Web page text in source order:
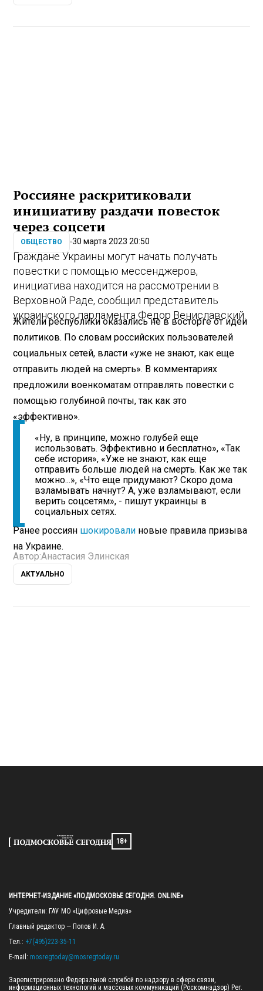
Россияне раскритиковали
инициативу раздачи повесток
через соцсети
ОБЩЕСТВО 30 марта 2023 20:50
Граждане Украины могут начать получать
повестки с помощью мессенджеров,
инициатива находится на рассмотрении в
Верховной Раде, сообщил представитель
украинского парламента Федор Вениславский.
Жители республики оказались не в восторге от идеи
политиков. По словам российских пользователей
социальных сетей, власти «уже не знают, как еще
отправить людей на смерть». В комментариях
предложили военкоматам отправлять повестки с
помощью голубиной почты, так как это
«эффективно».
«Ну, в принципе, можно голубей еще
использовать. Эффективно и бесплатно», «Так
себе история», «Уже не знают, как еще
отправить больше людей на смерть. Как же так
можно...», «Что еще придумают? Скоро дома
взламывать начнут? А, уже взламывают, если
верить соцсетям», - пишут украинцы в
социальных сетях.
Ранее россиян шокировали новые правила призыва
на Украине.
Автор:Анастасия Элинская
АКТУАЛЬНО
18+
ИНТЕРНЕТ-ИЗДАНИЕ «ПОДМОСКОВЬЕ СЕГОДНЯ. ONLINE»
Учредители: ГАУ МО «Цифровые Медиа»
Главный редактор — Попов И. А.
Тел.: +7(495)223-35-11
E-mail: mosregtoday@mosregtoday.ru
Зарегистрировано Федеральной службой по надзору в сфере связи,
информационных технологий и массовых коммуникаций (Роскомнадзор) Рег.